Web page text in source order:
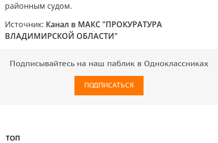
районным судом.
Источник: Канал в МАКС "ПРОКУРАТУРА
ВЛАДИМИРСКОЙ ОБЛАСТИ"
Подписывайтесь на наш паблик в Одноклассниках
ПОДПИСАТЬСЯ
ТОП